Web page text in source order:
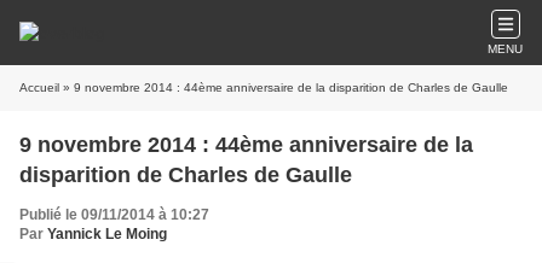
MENU
Accueil » 9 novembre 2014 : 44ème anniversaire de la disparition de Charles de Gaulle
9 novembre 2014 : 44ème anniversaire de la
disparition de Charles de Gaulle
Publié le 09/11/2014 à 10:27
Par Yannick Le Moing